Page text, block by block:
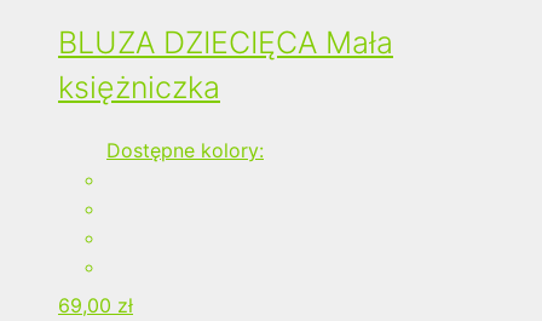
BLUZA DZIECIĘCA Mała
księżniczka
Dostępne kolory:
69,00 zł